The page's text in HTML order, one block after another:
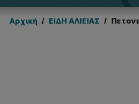
Αρχική / EΙΔΗ ΑΛΙΕΙΑΣ /